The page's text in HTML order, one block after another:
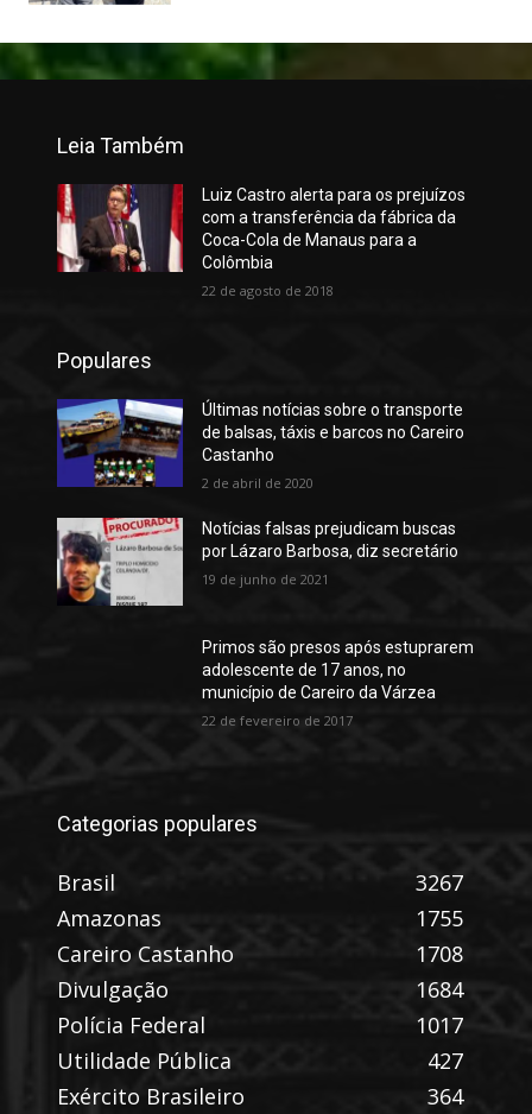
Leia Também
Luiz Castro alerta para os prejuízos
com a transferência da fábrica da
Coca-Cola de Manaus para a
Colômbia
22 de agosto de 2018
Populares
Últimas notícias sobre o transporte
de balsas, táxis e barcos no Careiro
Castanho
2 de abril de 2020
Notícias falsas prejudicam buscas
por Lázaro Barbosa, diz secretário
19 de junho de 2021
Primos são presos após estuprarem
adolescente de 17 anos, no
município de Careiro da Várzea
22 de fevereiro de 2017
Categorias populares
Brasil
3267
Amazonas
1755
Careiro Castanho
1708
Divulgação
1684
Polícia Federal
1017
Utilidade Pública
427
Exército Brasileiro
364